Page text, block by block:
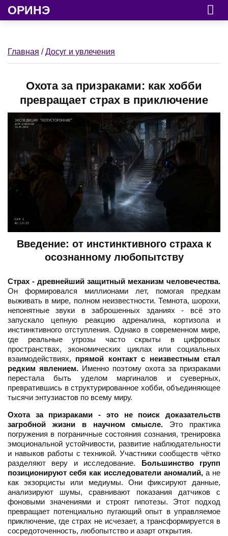
ОРИНЭ
Главная /Досуг и увлечения
Охота за призраками: как хобби
превращает страх в приключение
Введение: от инстинктивного страха к
осознанному любопытству
Страх - древнейший защитный механизм человечества.
Он формировался миллионами лет, помогая предкам
выживать в мире, полном неизвестности. Темнота, шорохи,
непонятные звуки в заброшенных зданиях - всё это
запускало цепную реакцию адреналина, кортизола и
инстинктивного отступления. Однако в современном мире,
где реальные угрозы часто скрыты в цифровых
пространствах, экономических циклах или социальных
взаимодействиях, прямой контакт с неизвестным стал
редким явлением. Именно поэтому охота за призраками
перестала быть уделом маргиналов и суеверных,
превратившись в структурированное хобби, объединяющее
тысячи энтузиастов по всему миру.
Охота за призраками - это не поиск доказательств
загробной жизни в научном смысле. Это практика
погружения в пограничные состояния сознания, тренировка
эмоциональной устойчивости, развитие наблюдательности
и навыков работы с техникой. Участники сообществ чётко
разделяют веру и исследование. Большинство групп
позиционируют себя как исследователи аномалий, а не
как экзорцисты или медиумы. Они фиксируют данные,
анализируют шумы, сравнивают показания датчиков с
фоновыми значениями и строят гипотезы. Этот подход
превращает потенциально пугающий опыт в управляемое
приключение, где страх не исчезает, а трансформируется в
сосредоточенность, любопытство и азарт открытия.